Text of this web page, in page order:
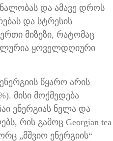
და ამავე დროს
და სტრესის
მიზეზი, რატომაც
ყოველდღიური
წყარო არის
მისი მოქმედება
ენერგიას ნელა და
რის გამოც Georgian tea
„მშვიო ენერგიის“